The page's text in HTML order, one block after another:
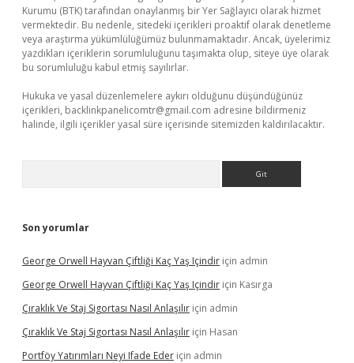
Kurumu (BTK) tarafından onaylanmış bir Yer Sağlayıcı olarak hizmet
vermektedir. Bu nedenle, sitedeki içerikleri proaktif olarak denetleme
veya araştırma yükümlülüğümüz bulunmamaktadır. Ancak, üyelerimiz
yazdıkları içeriklerin sorumluluğunu taşımakta olup, siteye üye olarak
bu sorumluluğu kabul etmiş sayılırlar.
Hukuka ve yasal düzenlemelere aykırı olduğunu düşündüğünüz
içerikleri, backlinkpanelicomtr@gmail.com adresine bildirmeniz
halinde, ilgili içerikler yasal süre içerisinde sitemizden kaldırılacaktır.
Son yorumlar
George Orwell Hayvan Çiftliği Kaç Yaş Içindir için admin
George Orwell Hayvan Çiftliği Kaç Yaş Içindir için Kasırga
Çıraklık Ve Staj Sigortası Nasıl Anlaşılır için admin
Çıraklık Ve Staj Sigortası Nasıl Anlaşılır için Hasan
Portföy Yatırımları Neyi Ifade Eder için admin